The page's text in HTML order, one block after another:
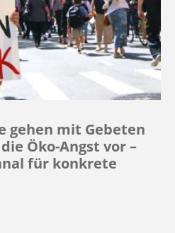
gehen mit Gebeten
Öko-Angst vor –
für konkrete